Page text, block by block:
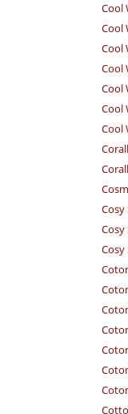
Cool
Cool
Cool
Cool
Cool
Cool
Cool
Cosy
Cosy